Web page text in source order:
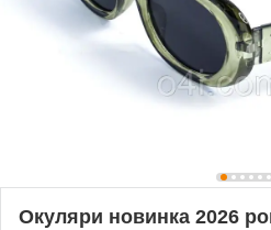
Окуляри новинка 2026